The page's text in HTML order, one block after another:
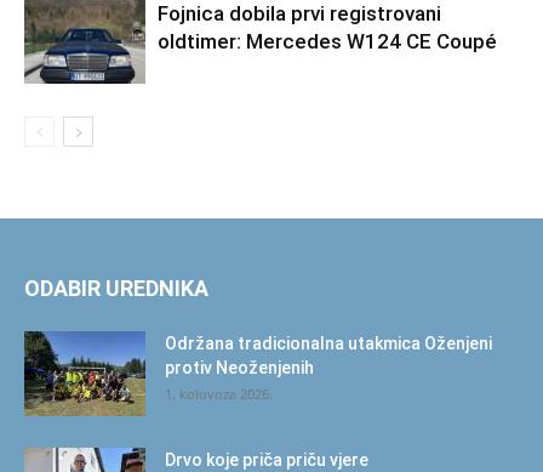
Fojnica dobila prvi registrovani
oldtimer: Mercedes W124 CE Coupé
ODABIR UREDNIKA
Održana tradicionalna utakmica Oženjeni
protiv Neoženjenih
1. kolovoza 2026.
Drvo koje priča priču vjere